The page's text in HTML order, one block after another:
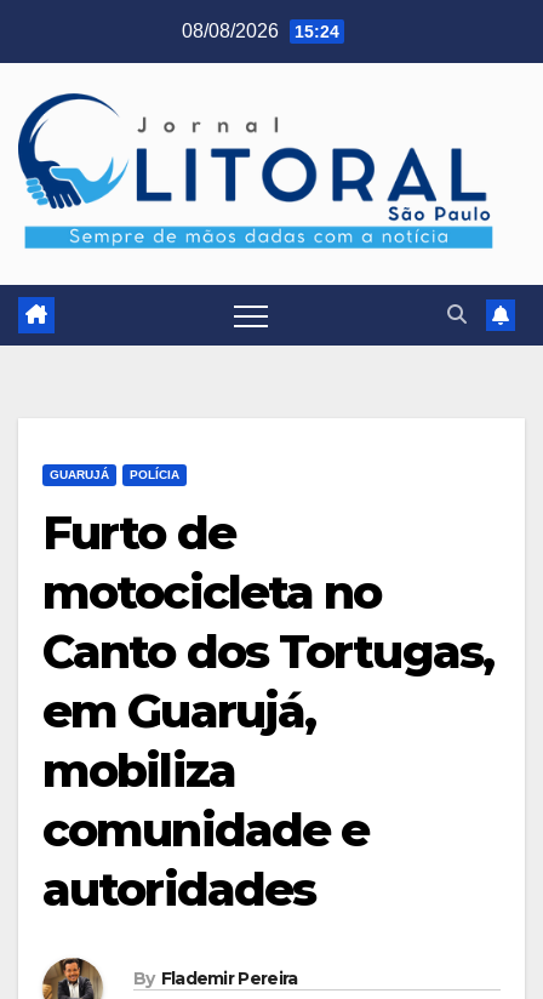
08/08/2026 15:24
GUARUJÁ POLÍCIA
Furto de
motocicleta no
Canto dos Tortugas,
em Guarujá,
mobiliza
comunidade e
autoridades
By Flademir Pereira